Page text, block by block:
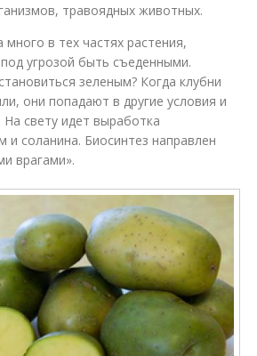
травоядных животных.
много в тех частях растения,
угрозой быть съеденными.
зеленым? Когда клубни
они попадают в другие условия и
свету идет выработка
и соланина. Биосинтез направлен
врагами».